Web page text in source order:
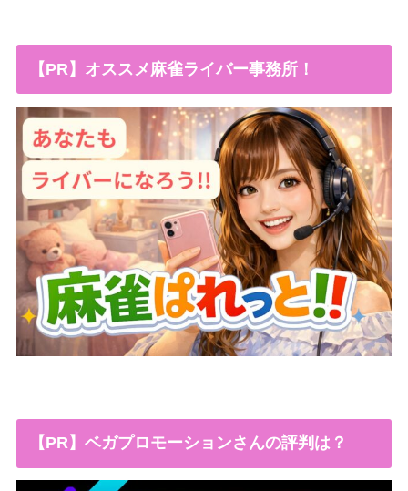
【PR】オススメ麻雀ライバー事務所！
【PR】ベガプロモーションさんの評判は？